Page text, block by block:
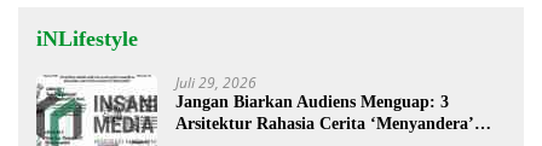
iNLifestyle
Juli 29, 2026
Jangan Biarkan Audiens Menguap: 3
Arsitektur Rahasia Cerita ‘Menyandera’